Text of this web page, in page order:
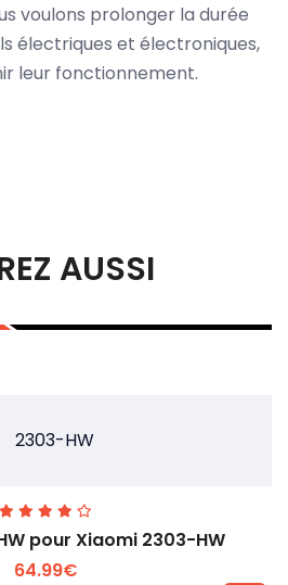
voulons prolonger la durée
électriques et électroniques,
leur fonctionnement.
AUSSI
pour Xiaomi 2303-HW
64.99€